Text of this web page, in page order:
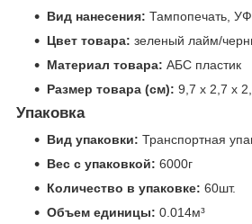
Вид нанесения: Тампопечать,
Цвет товара: зеленый лайм/
Материал товара: АБС пластик
Размер товара (см): 9,7 х 2,7 х
Упаковка
Вид упаковки: Транспортная
Вес с упаковкой: 6000г
Количество в упаковке: 60шт.
Объем единицы: 0.014м³